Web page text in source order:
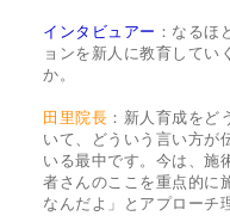
インタビュアー ：なるほ
ョンを新人に教育してい
か。
田里院長 ：新人育成をど
いて、どういう言い方が
いる最中です。今は、施
者さんのここを重点的に
なんだよ」とアプローチ